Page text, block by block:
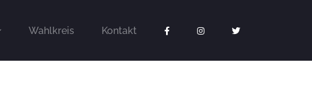
Wahlkreis Kontakt